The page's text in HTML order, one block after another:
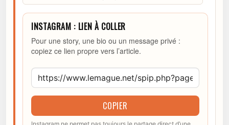
INSTAGRAM : LIEN À COLLER
Pour une story, une bio ou un message privé :
copiez ce lien propre vers l’article.
COPIER